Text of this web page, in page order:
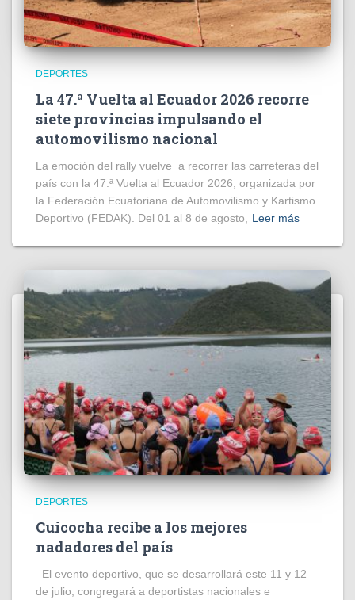
DEPORTES
La 47.ª Vuelta al Ecuador 2026 recorre
siete provincias impulsando el
automovilismo nacional
La emoción del rally vuelve a recorrer las carreteras del
país con la 47.ª Vuelta al Ecuador 2026, organizada por
la Federación Ecuatoriana de Automovilismo y Kartismo
Deportivo (FEDAK). Del 01 al 8 de agosto,
Leer más
DEPORTES
Cuicocha recibe a los mejores
nadadores del país
El evento deportivo, que se desarrollará este 11 y 12
de julio, congregará a deportistas nacionales e